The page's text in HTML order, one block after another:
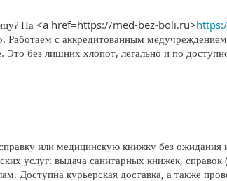
На <a href=https://med-bez-boli.ru>
Работаем с аккредитованным
без лишних хлопот, легально и по
или медицинскую книжку без
услуг: выдача санитарных книжек,
Доступна курьерская доставка, а также